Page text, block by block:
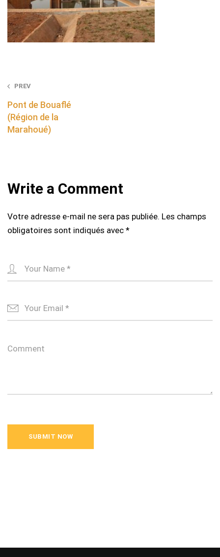
Post
navigation
PREV
Pont de Bouaflé
(Région de la
Marahoué)
Write a Comment
Votre adresse e-mail ne sera pas publiée. Les champs
obligatoires sont indiqués avec *